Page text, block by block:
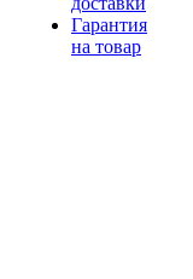
Гарантия
на товар